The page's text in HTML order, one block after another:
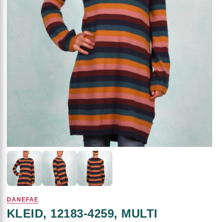
DANEFAE
KLEID, 12183-4259, MULTI